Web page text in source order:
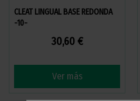
CLEAT LINGUAL BASE REDONDA
-10-
30,60 €
Ver más